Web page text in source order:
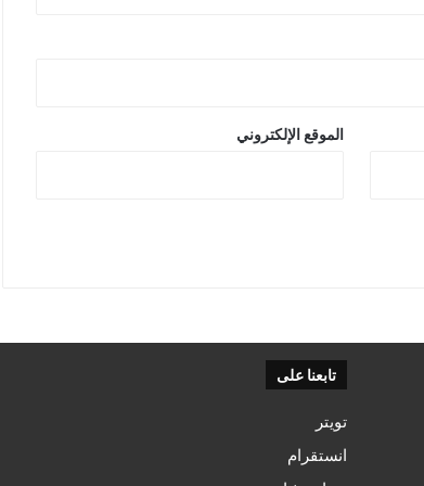
الموقع الإلكتروني
تابعنا على
تويتر
انستقرام